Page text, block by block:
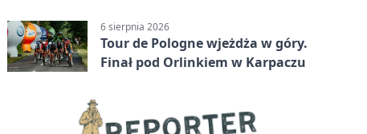
6 sierpnia 2026
Tour de Pologne wjeżdża w góry.
Finał pod Orlinkiem w Karpaczu